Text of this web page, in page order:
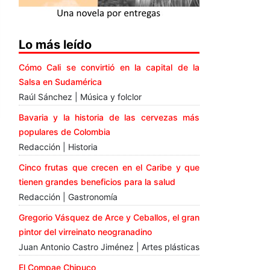
Lo más leído
Cómo Cali se convirtió en la capital de la
Salsa en Sudamérica
Raúl Sánchez | Música y folclor
Bavaria y la historia de las cervezas más
populares de Colombia
Redacción | Historia
Cinco frutas que crecen en el Caribe y que
tienen grandes beneficios para la salud
Redacción | Gastronomía
Gregorio Vásquez de Arce y Ceballos, el gran
pintor del virreinato neogranadino
Juan Antonio Castro Jiménez | Artes plásticas
El Compae Chipuco